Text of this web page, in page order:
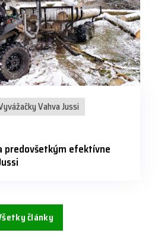
Vahva Jussi
predovšetkým efektívne
články